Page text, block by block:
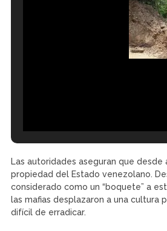
Las autoridades aseguran que
propiedad del Estado venezolano.
considerado como un “boquete” a
las mafias desplazaron a una cultura
difícil de erradicar.